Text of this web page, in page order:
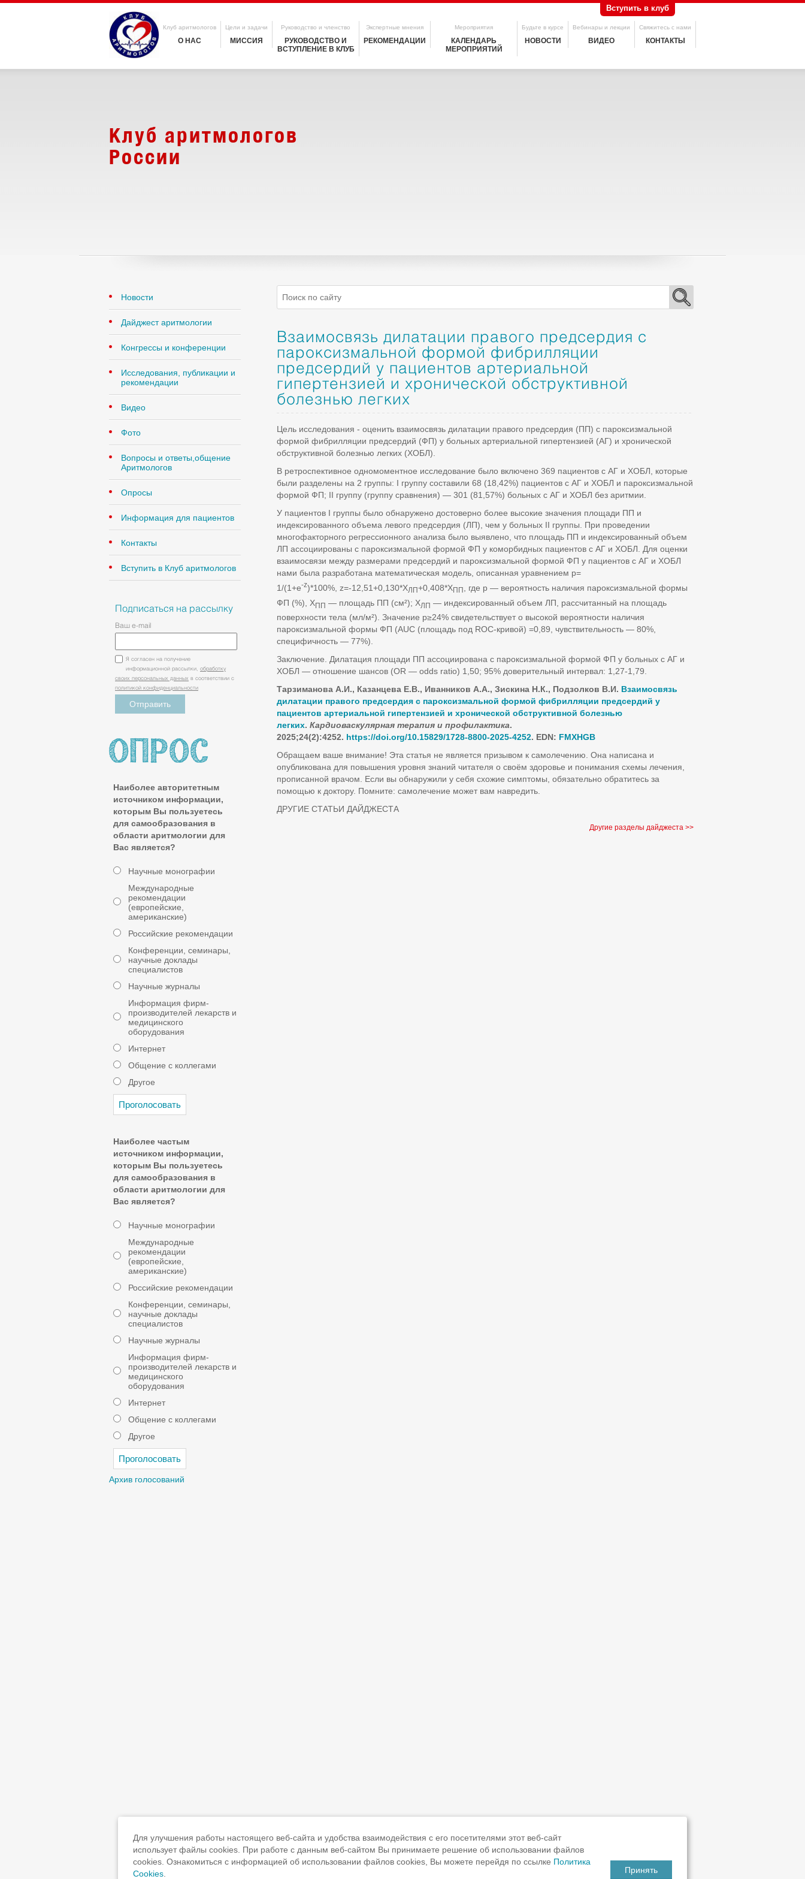
Клуб аритмологов
О НАС
Цели и задачи
МИССИЯ
Руководство и членство
РУКОВОДСТВО И
ВСТУПЛЕНИЕ В КЛУБ
Экспертные мнения
РЕКОМЕНДАЦИИ
Мероприятия
КАЛЕНДАРЬ
МЕРОПРИЯТИЙ
Будьте в курсе
НОВОСТИ
Вебинары и лекции
ВИДЕО
Свяжитесь с нами
КОНТАКТЫ
Вступить в клуб
Клуб аритмологов
России
Новости
Дайджест аритмологии
Конгрессы и конференции
Исследования, публикации и
рекомендации
Видео
Фото
Вопросы и ответы,общение
Аритмологов
Опросы
Информация для пациентов
Контакты
Вступить в Клуб аритмологов
Подписаться на рассылку
Ваш e-mail
Я согласен на получение
информационной рассылки, обработку
своих персональных данных
в соответствии с
политикой конфиденциальности
Наиболее авторитетным
источником информации,
которым Вы пользуетесь
для самообразования в
области аритмологии для
Вас является?
Научные монографии
Международные
рекомендации
(европейские,
американские)
Российские рекомендации
Конференции, семинары,
научные доклады
специалистов
Научные журналы
Информация фирм-
производителей лекарств и
медицинского
оборудования
Интернет
Общение с коллегами
Другое
Наиболее частым
источником информации,
которым Вы пользуетесь
для самообразования в
области аритмологии для
Вас является?
Научные монографии
Международные
рекомендации
(европейские,
американские)
Российские рекомендации
Конференции, семинары,
научные доклады
специалистов
Научные журналы
Информация фирм-
производителей лекарств и
медицинского
оборудования
Интернет
Общение с коллегами
Другое
Архив голосований
Взаимосвязь дилатации правого предсердия с
пароксизмальной формой фибрилляции
предсердий у пациентов артериальной
гипертензией и хронической обструктивной
болезнью легких
Цель исследования - оценить взаимосвязь дилатации правого предсердия (ПП) с пароксизмальной
формой фибрилляции предсердий (ФП) у больных артериальной гипертензией (АГ) и хронической
обструктивной болезнью легких (ХОБЛ).
В ретроспективное одномоментное исследование было включено 369 пациентов с АГ и ХОБЛ, которые
были разделены на 2 группы: I группу составили 68 (18,42%) пациентов с АГ и ХОБЛ и пароксизмальной
формой ФП; II группу (группу сравнения) — 301 (81,57%) больных c АГ и ХОБЛ без аритмии.
У пациентов I группы было обнаружено достоверно более высокие значения площади ПП и
индексированного объема левого предсердия (ЛП), чем у больных II группы. При проведении
многофакторного регрессионного анализа было выявлено, что площадь ПП и индексированный объем
ЛП ассоциированы с пароксизмальной формой ФП у коморбидных пациентов с АГ и ХОБЛ. Для оценки
взаимосвязи между размерами предсердий и пароксизмальной формой ФП у пациентов с АГ и ХОБЛ
нами была разработана математическая модель, описанная уравнением р=
1/(1+e-z)*100%, z=-12,51+0,130*XЛП+0,408*XПП
, где р — вероятность наличия пароксизмальной формы
ФП (%), XПП — площадь ПП (см²); XЛП — индексированный объем ЛП, рассчитанный на площадь
поверхности тела (мл/м²). Значение р≥24% свидетельствует о высокой вероятности наличия
пароксизмальной формы ФП (AUC (площадь под ROC-кривой) =0,89, чувствительность — 80%,
специфичность — 77%).
Заключение. Дилатация площади ПП ассоциирована с пароксизмальной формой ФП у больных с АГ и
ХОБЛ — отношение шансов (OR — odds ratio) 1,50; 95% доверительный интервал: 1,27-1,79.
Тарзиманова А.И., Казанцева Е.В., Иванников А.А., Зискина Н.К., Подзолков В.И. Взаимосвязь
дилатации правого предсердия с пароксизмальной формой фибрилляции предсердий у
пациентов артериальной гипертензией и хронической обструктивной болезнью
легких. Кардиоваскулярная терапия и профилактика.
2025;24(2):4252. https://doi.org/10.15829/1728-8800-2025-4252. EDN: FMXHGB
Обращаем ваше внимание! Эта статья не является призывом к самолечению. Она написана и
опубликована для повышения уровня знаний читателя о своём здоровье и понимания схемы лечения,
прописанной врачом. Если вы обнаружили у себя схожие симптомы, обязательно обратитесь за
помощью к доктору. Помните: самолечение может вам навредить.
ДРУГИЕ СТАТЬИ ДАЙДЖЕСТА
Другие разделы дайджеста >>
Для улучшения работы настоящего веб-сайта и удобства взаимодействия с его посетителями этот веб-сайт
использует файлы cookies. При работе с данным веб-сайтом Вы принимаете решение об использовании файлов
cookies. Ознакомиться с информацией об использовании файлов cookies, Вы можете перейдя по ссылке Политика
Cookies
Принять